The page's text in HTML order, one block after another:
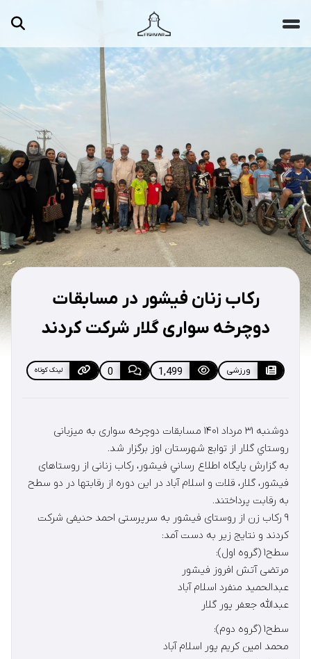
تصاویر
ویدیوها دسته‌بندی‌ها
جستجو ...
رکاب زنان فیشور در مسابقات
دوچرخه سواری گلار شرکت کردند
ورزشی 1,499
0 لینک کوتاه
دوشنبه ۳۱ مرداد ۱۴۰۱ مسابقات دوچرخه سواری به میزبانی
روستاي گلار از توابع شهرستان اوز برگزار شد.
به گزارش پايگاه اطلاع رساني فيشور، رکاب زنانی از روستاهای
فیشور، گلار، قلات و اسلام آباد در اين دوره از رقابتها در دو سطح
به رقابت پرداختند.
۹ رکاب زن از روستای فیشور به سرپرستی احمد حنیفی شرکت
کردند و نتایج زیر به دست آمد:
سطح۱ (گروه اول):
مرتضی آتش افروز فیشور
عبدالحمید منفرد اسلام آباد
عبدالله جعفر پور گلار
سطح١ (گروه دوم):
محمد امین کریم پور اسلام آباد